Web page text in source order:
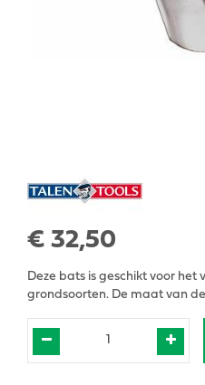
€ 32,50
Deze bats is geschikt voor het
grondsoorten. De maat van de